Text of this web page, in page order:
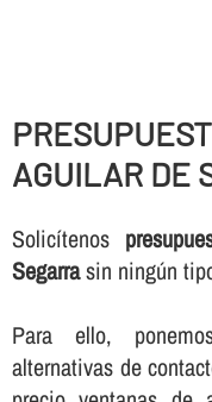
AGUILAR DE
Solicí­tenos
Segarrasin ningún
Para ello,
alternativas de